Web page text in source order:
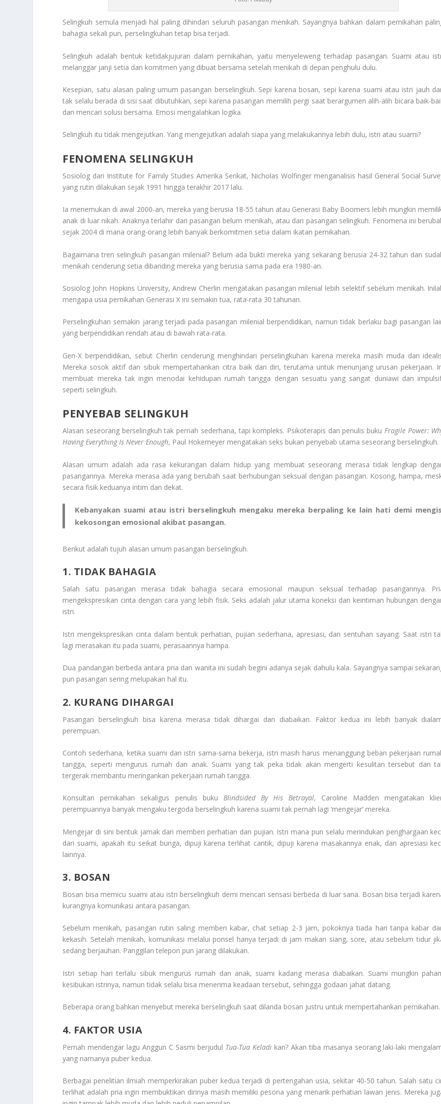
Selingkuh semula menjadi hal paling dihindari seluruh pasangan menikah. Sayangnya bahkan dalam pernikahan
bahagia sekali pun, perselingkuhan tetap bisa terjadi.
Selingkuh adalah bentuk ketidakjujuran dalam pernikahan, yaitu menyeleweng terhadap pasangan. Suami atau
melanggar janji setia dan komitmen yang dibuat bersama setelah menikah di depan penghulu dulu.
Kesepian, satu alasan paling umum pasangan berselingkuh. Sepi karena bosan, sepi karena suami atau istri jauh
tak selalu berada di sisi saat dibutuhkan, sepi karena pasangan memilih pergi saat berargumen alih-alih bicara baik-
dan mencari solusi bersama. Emosi mengalahkan logika.
Selingkuh itu tidak mengejutkan. Yang mengejutkan adalah siapa yang melakukannya lebih dulu, istri atau suami?
FENOMENA SELINGKUH
Sosiolog dari Institute for Family Studies Amerika Serikat, Nicholas Wolfinger menganalisis hasil General Social
yang rutin dilakukan sejak 1991 hingga terakhir 2017 lalu.
Ia menemukan di awal 2000-an, mereka yang berusia 18-55 tahun atau Generasi Baby Boomers lebih mungkin
anak di luar nikah. Anaknya terlahir dari pasangan belum menikah, atau dari pasangan selingkuh. Fenomena ini
sejak 2004 di mana orang-orang lebih banyak berkomitmen setia dalam ikatan pernikahan.
Bagaimana tren selingkuh pasangan milenial? Belum ada bukti mereka yang sekarang berusia 24-32 tahun dan
menikah cenderung setia dibanding mereka yang berusia sama pada era 1980-an.
Sosiolog John Hopkins University, Andrew Cherlin mengatakan pasangan milenial lebih selektif sebelum menikah.
mengapa usia pernikahan Generasi X ini semakin tua, rata-rata 30 tahunan.
Perselingkuhan semakin jarang terjadi pada pasangan milenial berpendidikan, namun tidak berlaku bagi pasangan
yang berpendidikan rendah atau di bawah rata-rata.
Gen-X berpendidikan, sebut Cherlin cenderung menghindari perselingkuhan karena mereka masih muda dan
Mereka sosok aktif dan sibuk mempertahankan citra baik dari diri, terutama untuk menunjang urusan pekerjaan.
membuat mereka tak ingin menodai kehidupan rumah tangga dengan sesuatu yang sangat duniawi dan
seperti selingkuh.
PENYEBAB SELINGKUH
Alasan seseorang berselingkuh tak pernah sederhana, tapi kompleks. Psikoterapis dan penulis buku Fragile Power:
Having Everything Is Never Enough, Paul Hokemeyer mengatakan seks bukan penyebab utama seseorang berselingkuh.
Alasan umum adalah ada rasa kekurangan dalam hidup yang membuat seseorang merasa tidak lengkap
pasangannya. Mereka merasa ada yang berubah saat berhubungan seksual dengan pasangan. Kosong, hampa,
secara fisik keduanya intim dan dekat.
Kebanyakan suami atau istri berselingkuh mengaku mereka berpaling ke lain hati demi
kekosongan emosional akibat pasangan.
Berikut adalah tujuh alasan umum pasangan berselingkuh.
1. TIDAK BAHAGIA
Salah satu pasangan merasa tidak bahagia secara emosional maupun seksual terhadap pasangannya.
mengekspresikan cinta dengan cara yang lebih fisik. Seks adalah jalur utama koneksi dan keintiman hubungan
istri.
Istri mengekspresikan cinta dalam bentuk perhatian, pujian sederhana, apresiasi, dan sentuhan sayang. Saat istri
lagi merasakan itu pada suami, perasaannya hampa.
Dua pandangan berbeda antara pria dan wanita ini sudah begini adanya sejak dahulu kala. Sayangnya sampai
pun pasangan sering melupakan hal itu.
2. KURANG DIHARGAI
Pasangan berselingkuh bisa karena merasa tidak dihargai dan diabaikan. Faktor kedua ini lebih banyak
perempuan.
Contoh sederhana, ketika suami dan istri sama-sama bekerja, istri masih harus menanggung beban pekerjaan
tangga, seperti mengurus rumah dan anak. Suami yang tak peka tidak akan mengerti kesulitan tersebut dan
tergerak membantu meringankan pekerjaan rumah tangga.
Konsultan pernikahan sekaligus penulis buku Blindsided By His Betrayal, Caroline Madden mengatakan
perempuannya banyak mengaku tergoda berselingkuh karena suami tak pernah lagi ‘mengejar’ mereka.
Mengejar di sini bentuk jamak dari memberi perhatian dan pujian. Istri mana pun selalu merindukan penghargaan
dari suami, apakah itu seikat bunga, dipuji karena terlihat cantik, dipuji karena masakannya enak, dan apresiasi
lainnya.
3. BOSAN
Bosan bisa memicu suami atau istri berselingkuh demi mencari sensasi berbeda di luar sana. Bosan bisa terjadi
kurangnya komunikasi antara pasangan.
Sebelum menikah, pasangan rutin saling memberi kabar, chat setiap 2-3 jam, pokoknya tiada hari tanpa kabar
kekasih. Setelah menikah, komunikasi melalui ponsel hanya terjadi di jam makan siang, sore, atau sebelum tidur
sedang berjauhan. Panggilan telepon pun jarang dilakukan.
Istri setiap hari terlalu sibuk mengurus rumah dan anak, suami kadang merasa diabaikan. Suami mungkin
kesibukan istrinya, namun tidak selalu bisa menerima keadaan tersebut, sehingga godaan jahat datang.
Beberapa orang bahkan menyebut mereka berselingkuh saat dilanda bosan justru untuk mempertahankan pernikahan.
4. FAKTOR USIA
Pernah mendengar lagu Anggun C Sasmi berjudul Tua-Tua Keladikan? Akan tiba masanya seorang laki-laki
yang namanya puber kedua.
Berbagai penelitian ilmiah memperkirakan puber kedua terjadi di pertengahan usia, sekitar 40-50 tahun. Salah satu
terlihat adalah pria ingin membuktikan dirinya masih memiliki pesona yang menarik perhatian lawan jenis. Mereka